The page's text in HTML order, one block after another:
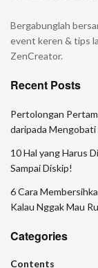
Bergabunglah
event keren & tips
ZenCreator.
Recent Posts
Pertolongan
daripada Mengobati
10 Hal yang Harus
Sampai Diskip!
6 Cara
Kalau Nggak Mau
Categories
Contents